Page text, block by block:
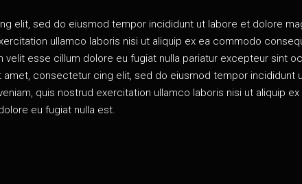
elit, sed do eius­mod tem­por inci­di­dunt ut labore et dolore
ullam­co labo­ris nisi ut ali­quip ex ea com­mo­do
velit esse cil­lum dolore eu fugiat nul­la paria­tur excep­teur sint
consec­te­tur cing elit, sed do eius­mod tem­por inci­di­dunt
quis nos­trud exer­ci­ta­tion ullam­co labo­ris nisi ut ali­quip ex
eu fugiat nul­la est.